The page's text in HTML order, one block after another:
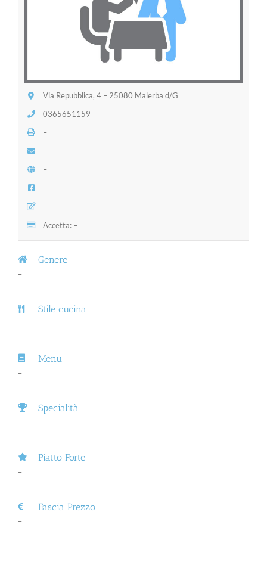
Via Repubblica, 4 – 25080 Malerba d/G
0365651159
–
–
–
–
–
Accetta: –
Genere
–
Stile cucina
–
Menu
–
Specialità
–
Piatto Forte
–
Fascia Prezzo
–